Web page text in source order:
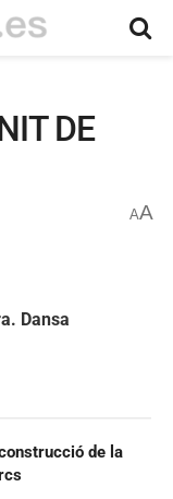
DE
AA
Dansa
de la